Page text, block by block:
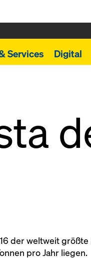
Services Digital
der weltweit
pro Jahr liegen.